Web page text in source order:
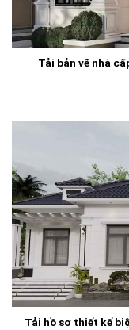
Tải bản vẽ nhà
Tải hồ sơ thiết kế